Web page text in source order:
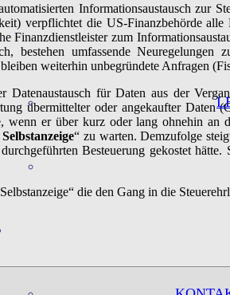
Informationsaustausch zur
verpflichtet die US-Finanzbehörde
Finanzdienstleister zum
bestehen umfassende
weiterhin unbegründete Anfragen
Datenaustausch für Daten aus der
übermittelter oder angekaufter
wenn er über kurz oder lang ohnehin
“ zu warten. Demzufolge
Besteuerung gekostet
die den Gang in die